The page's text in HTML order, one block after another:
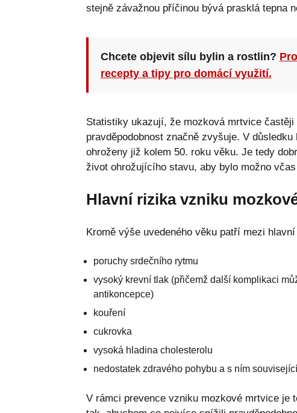
stejně závažnou příčinou bývá prasklá tepna
Chcete objevit sílu bylin a rostlin?
recepty a tipy pro domácí využití.
Statistiky ukazují, že mozková mrtvice
pravděpodobnost značně zvyšuje. V
ohroženy již kolem 50. roku věku. Je tedy
život ohrožujícího stavu, aby bylo možno
Hlavní rizika vzniku
Kromě výše uvedeného věku patří mezi
poruchy srdečního rytmu
vysoký krevní tlak (přičemž další komplikaci
antikoncepce)
kouření
cukrovka
vysoká hladina cholesterolu
nedostatek zdravého pohybu a s ním
V rámci prevence vzniku mozkové mrtvice je